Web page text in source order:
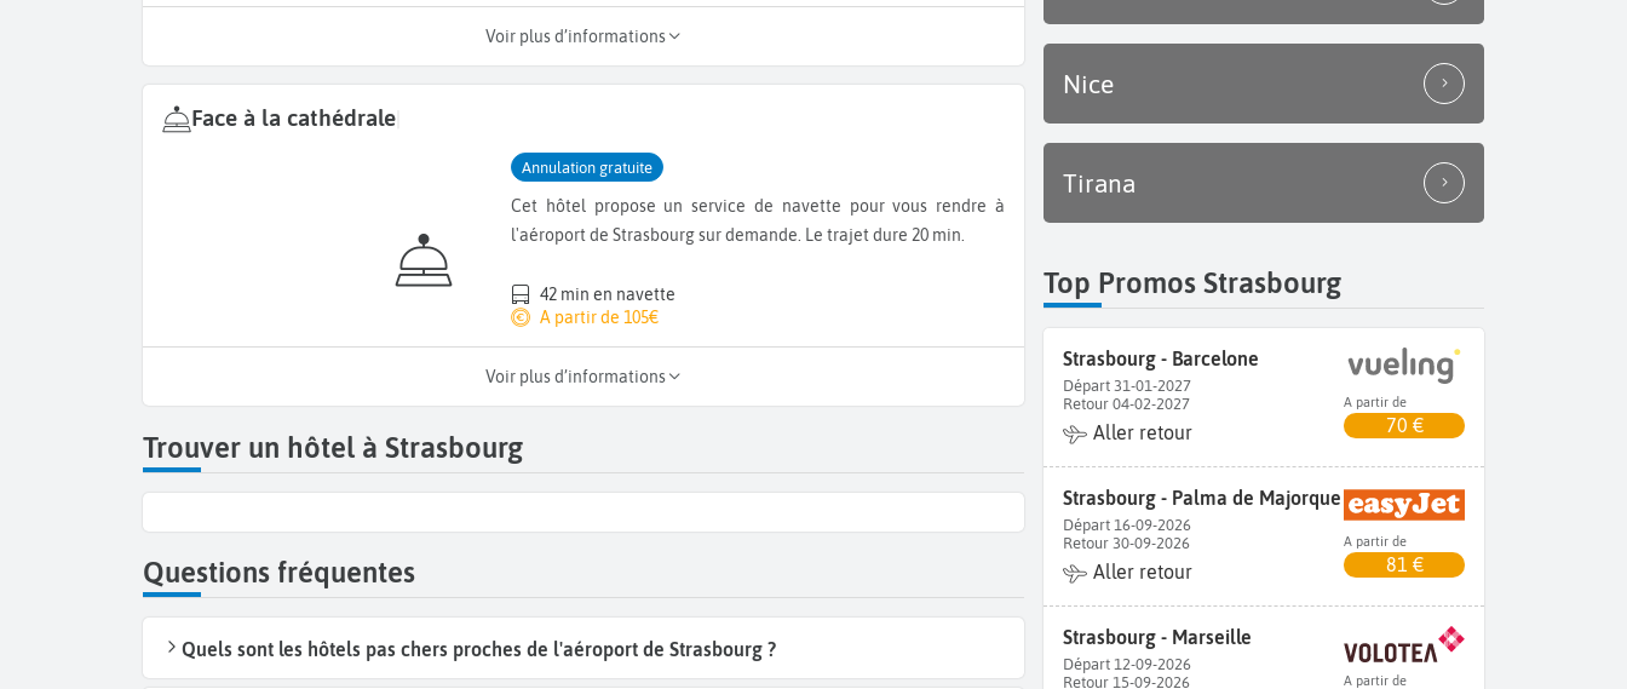
Voir plus d’informations
Face à la cathédrale
Annulation gratuite
Cet hôtel propose un service de navette pour vous rendre à
l'aéroport de Strasbourg sur demande. Le trajet dure 20 min.
42 min en navette
A partir de 105€
Voir plus d’informations
Trouver un hôtel à Strasbourg
Questions fréquentes
Quels sont les hôtels pas chers proches de l'aéroport de Strasbourg ?
Nice
Tirana
Top Promos Strasbourg
Strasbourg - Barcelone
Départ 31-01-2027
Retour 04-02-2027
Aller retour
A partir de
70 €
Strasbourg - Palma de Majorque
Départ 16-09-2026
Retour 30-09-2026
Aller retour
A partir de
81 €
Strasbourg - Marseille
Départ 12-09-2026
Retour 15-09-2026
A partir de